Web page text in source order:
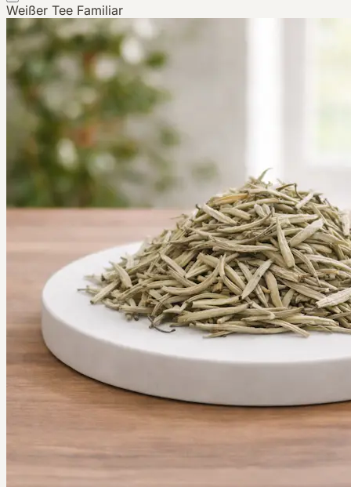
Weißer Tee Familiar